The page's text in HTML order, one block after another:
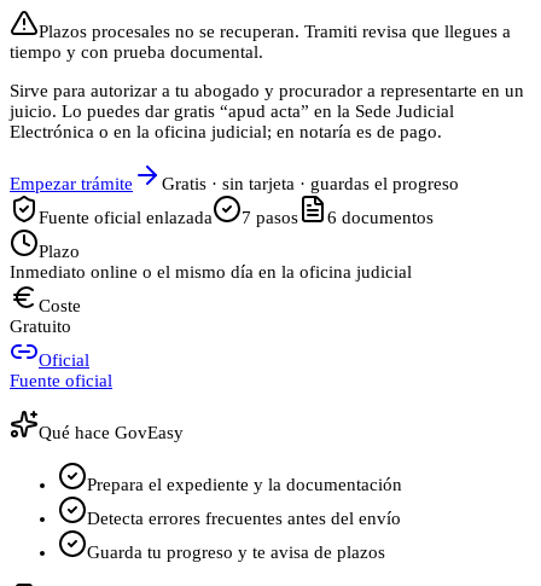
Plazos procesales no se recuperan. Tramiti revisa que llegues a
tiempo y con prueba documental.
Sirve para autorizar a tu abogado y procurador a representarte en un
juicio. Lo puedes dar gratis “apud acta” en la Sede Judicial
Electrónica o en la oficina judicial; en notaría es de pago.
Empezar trámite
Gratis · sin tarjeta · guardas el progreso
Fuente oficial enlazada
7 pasos 6 documentos
Plazo
Inmediato online o el mismo día en la oficina judicial
Coste
Gratuito
Oficial
Fuente oficial
Qué hace GovEasy
Prepara el expediente y la documentación
Detecta errores frecuentes antes del envío
Guarda tu progreso y te avisa de plazos